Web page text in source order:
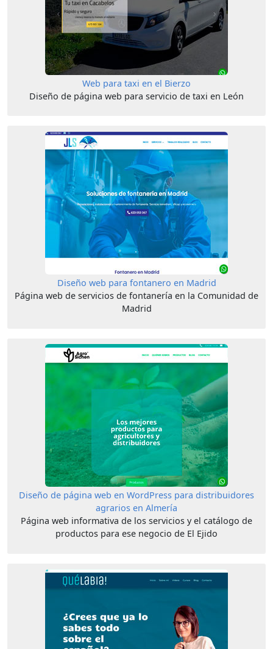
Web para taxi en el Bierzo
Diseño de página web para servicio de taxi en León
Diseño web para fontanero en Madrid
Página web de servicios de fontanería en la Comunidad de
Madrid
Diseño de página web en WordPress para distribuidores
agrarios en Almería
Página web informativa de los servicios y el catálogo de
productos para ese negocio de El Ejido